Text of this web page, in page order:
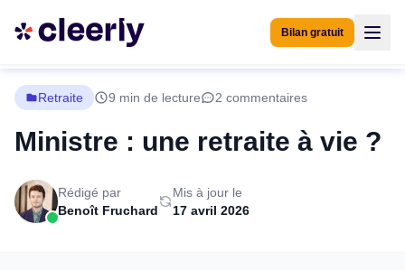
Bilan gratuit
Retraite 9 min de lecture 2 commentaires
Ministre : une retraite à vie ?
Rédigé par
Benoît Fruchard
Mis à jour le
17 avril 2026